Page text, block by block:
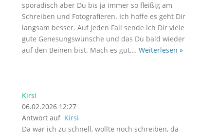
sporadisch aber Du bis ja immer so fleißig am
Schreiben und Fotografieren. Ich hoffe es geht Dir
langsam besser. Auf jeden Fall sende ich Dir viele
gute Genesungswünsche und das Du bald wieder
auf den Beinen bist. Mach es gut,… Weiterlesen »
Kirsi
06.02.2026 12:27
Antwort auf Kirsi
Da war ich zu schnell, wollte noch schreiben, da